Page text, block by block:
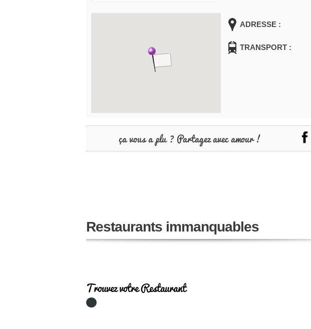
ADRESSE :
TRANSPORT :
ça vous a plu ? Partagez avec amour !
Restaurants immanquables
Trouvez votre Restaurant